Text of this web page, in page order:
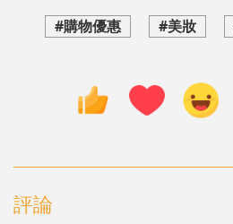
#購物優惠 #美妝
評論